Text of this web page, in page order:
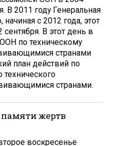
В 2011 году Генеральная
начиная с 2012 года, этот
сентября. В этот день в
по техническому
странами
план действий по
странами.
жертв
воскресенье